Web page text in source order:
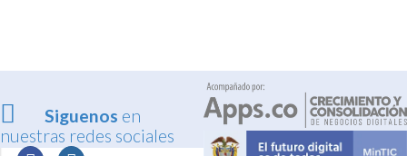
Siguenos en
nuestras redes sociales